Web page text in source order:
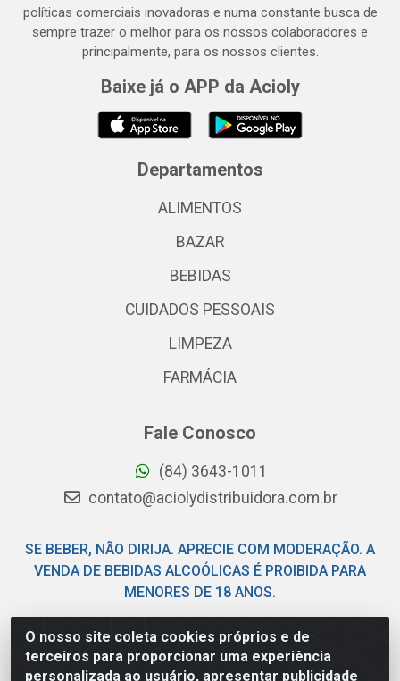
O nosso site coleta cookies próprios e de
terceiros para proporcionar uma experiência
personalizada ao usuário, apresentar publicidade
políticas comerciais inovadoras e numa constante busca de
sempre trazer o melhor para os nossos colaboradores e
principalmente, para os nossos clientes.
Baixe já o APP da Acioly
Departamentos
ALIMENTOS
BAZAR
BEBIDAS
CUIDADOS PESSOAIS
LIMPEZA
FARMÁCIA
Fale Conosco
(84) 3643-1011
contato@aciolydistribuidora.com.br
SE BEBER, NÃO DIRIJA. APRECIE COM MODERAÇÃO. A
VENDA DE BEBIDAS ALCOÓLICAS É PROIBIDA PARA
MENORES DE 18 ANOS.
Acioly Distribuidora - Av Piloto Pereira Tim - Parque de
Exposições - Parnamirim/RN - CEP 59146-480 - CNPJ